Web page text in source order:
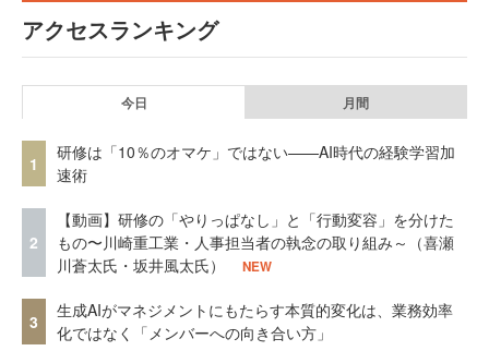
アクセスランキング
今日 月間
1
研修は「10％のオマケ」ではない——AI時代の経験学習加
速術
2
【動画】研修の「やりっぱなし」と「行動変容」を分けた
もの〜川崎重工業・人事担当者の執念の取り組み～（喜瀬
川蒼太氏・坂井風太氏）
NEW
3
生成AIがマネジメントにもたらす本質的変化は、業務効率
化ではなく「メンバーへの向き合い方」